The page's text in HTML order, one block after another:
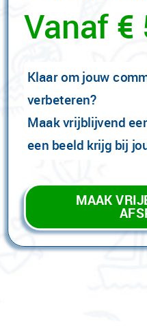
Vanaf €
Klaar om jouw
verbeteren?
Maak vrijblijvend
een beeld krijg bij
MAAK